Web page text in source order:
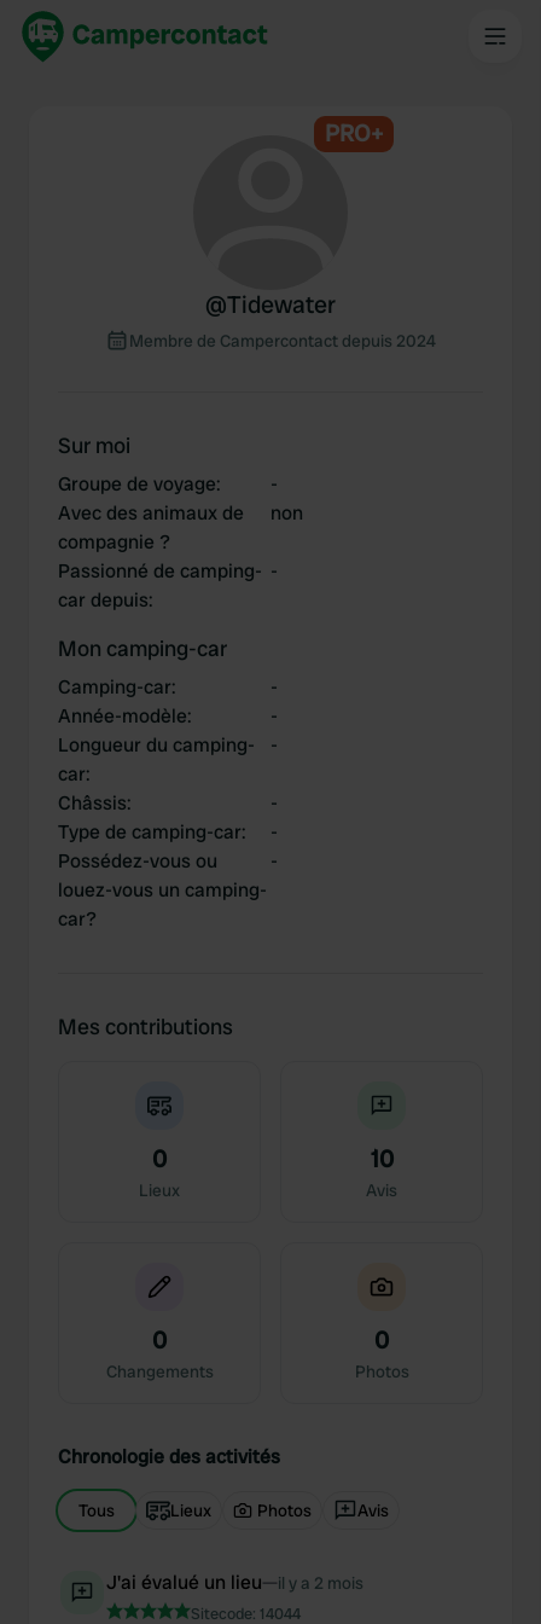
PRO+
@Tidewater
Membre de Campercontact depuis 2024
Sur moi
Groupe de voyage:
-
Avec des animaux de
compagnie ?
non
Passionné de camping-
car depuis:
-
Mon camping-car
Camping-car:
-
Année-modèle:
-
Longueur du camping-
car:
-
Châssis:
-
Type de camping-car:
-
Possédez-vous ou
louez-vous un camping-
car?
-
Mes contributions
0
Lieux
10
Avis
0
Changements
0
Photos
Chronologie des activités
Tous Lieux Photos Avis
J'ai évalué un lieu—il y a 2 mois
Sitecode: 14044